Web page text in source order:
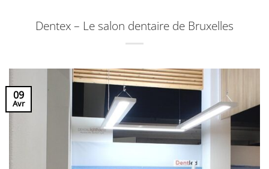
Dentex – Le salon dentaire de Bruxelles
09
Avr